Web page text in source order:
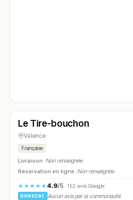
N° 4
Le Tire-bouchon
Valence
Française
Livraison :Non renseignée
Réservation en ligne :Non renseignée
★★★★★4.9/5· 152 avis Google
RANKEAT
Aucun avis par la communauté